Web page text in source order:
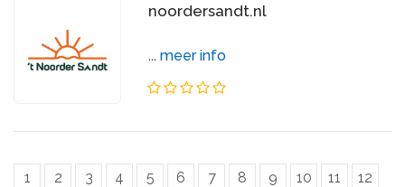
noordersandt.nl
...meer info
1 2 3 4 5 6 7 8 9 10 11
12